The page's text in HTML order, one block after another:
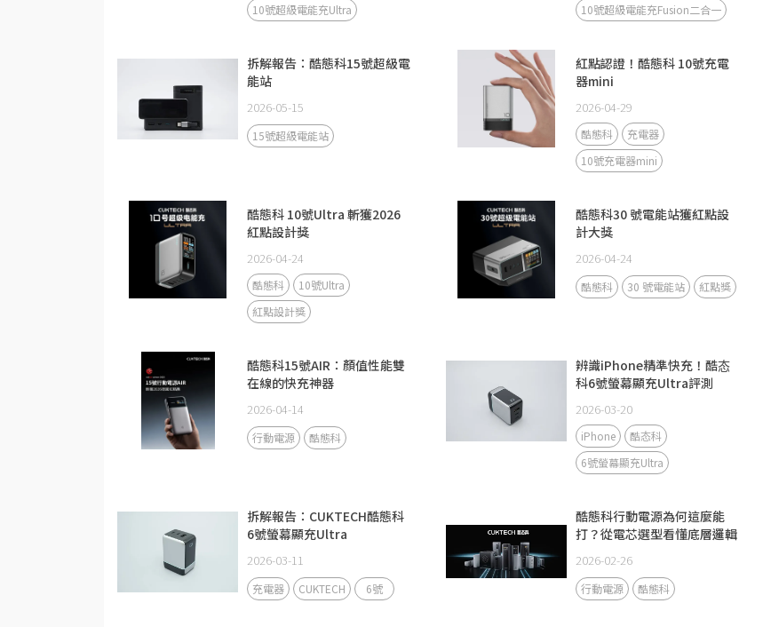
10號超級電能充Ultra
10號超級電能充Fusion二合一
拆解報告：酷態科15號超級電
能站
2026-05-15
15號超級電能站
紅點認證！酷態科 10號充電
器mini
2026-04-29
酷態科
充電器
10號充電器mini
酷態科 10號Ultra 斬獲2026
紅點設計獎
2026-04-24
酷態科
10號Ultra
紅點設計獎
酷態科30 號電能站獲紅點設
計大獎
2026-04-24
酷態科 30 號電能站 紅點獎
酷態科15號AIR：顏值性能雙
在線的快充神器
2026-04-14
行動電源 酷態科
辨識iPhone精準快充！酷态
科6號螢幕顯充Ultra評測
2026-03-20
iPhone
酷态科
6號螢幕顯充Ultra
拆解報告：CUKTECH酷態科
6號螢幕顯充Ultra
2026-03-11
充電器 CUKTECH 6號
酷態科行動電源為何這麼能
打？從電芯選型看懂底層邏輯
2026-02-26
行動電源 酷態科